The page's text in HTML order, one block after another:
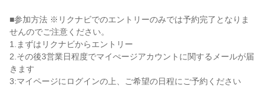
■参加方法 ※リクナビでのエントリーのみでは予約完了となりま
せんのでご注意ください。
1.まずはリクナビからエントリー
2.その後3営業日程度でマイぺージアカウントに関するメールが届
きます
3:マイページにログインの上、ご希望の日程にご予約ください